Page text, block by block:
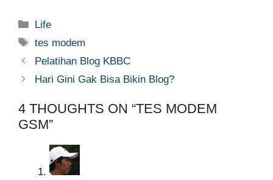
Categories
Life
Tags
tes modem
Pelatihan Blog KBBC
Hari Gini Gak Bisa Bikin Blog?
4 THOUGHTS ON “TES MODEM
GSM”